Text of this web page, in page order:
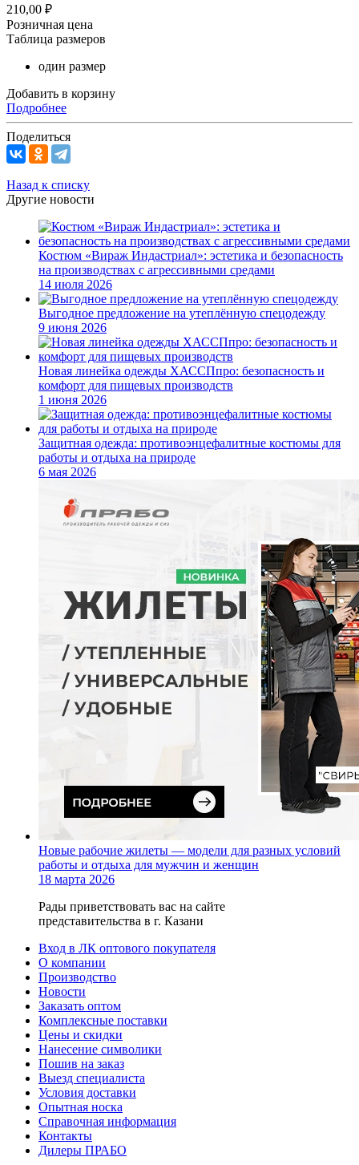
210,00 ₽
Розничная цена
Таблица размеров
один размер
Добавить в корзину
Подробнее
Поделиться
Назад к списку
Другие новости
Костюм «Вираж Индастриал»: эстетика и безопасность
на производствах с агрессивными средами
14 июля 2026
Выгодное предложение на утеплённую спецодежду
9 июня 2026
Новая линейка одежды ХАССПпро: безопасность и
комфорт для пищевых производств
1 июня 2026
Защитная одежда: противоэнцефалитные костюмы для
работы и отдыха на природе
6 мая 2026
Новые рабочие жилеты — модели для разных условий
работы и отдыха для мужчин и женщин
18 марта 2026
Рады приветствовать вас на сайте
представительства в г. Казани
Вход в ЛК оптового покупателя
О компании
Производство
Новости
Заказать оптом
Комплексные поставки
Цены и скидки
Нанесение символики
Пошив на заказ
Выезд специалиста
Условия доставки
Опытная носка
Справочная информация
Контакты
Дилеры ПРАБО